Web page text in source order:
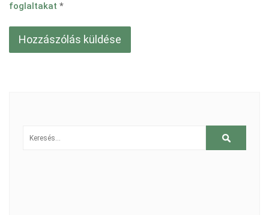
foglaltakat *